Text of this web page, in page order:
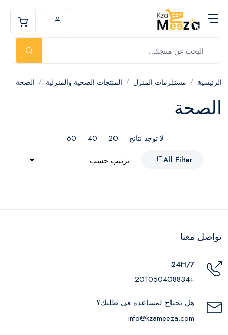
الرئيسية مستلزمات المنزل المنتجات الصحية والمنزلية الصحة
الصحة
لا توجد نتائج 20
40
60
All Filter
ترتيب حسب
تواصل معنا
24H/7
+201050408834
هل تحتاج لمساعده في طلبك؟
info@kzameeza.com